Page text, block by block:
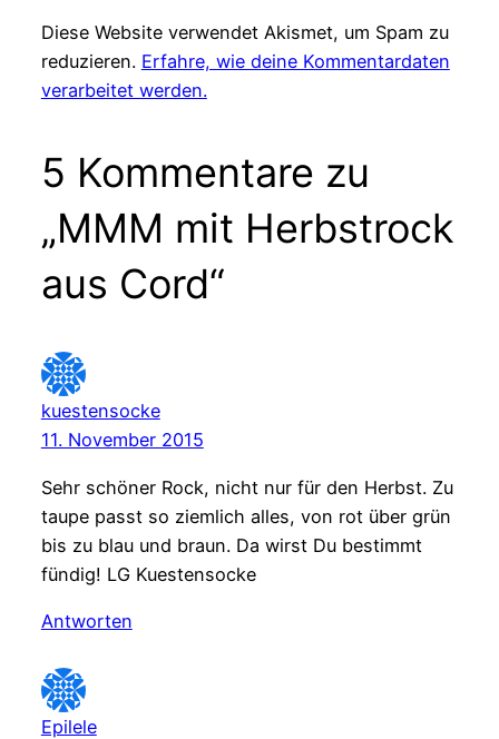
Diese Website verwendet Akismet, um Spam zu
reduzieren. Erfahre, wie deine Kommentardaten
verarbeitet werden.
5 Kommentare zu
„MMM mit Herbstrock
aus Cord“
kuestensocke
11. November 2015
Sehr schöner Rock, nicht nur für den Herbst. Zu
taupe passt so ziemlich alles, von rot über grün
bis zu blau und braun. Da wirst Du bestimmt
fündig! LG Kuestensocke
Antworten
Epilele